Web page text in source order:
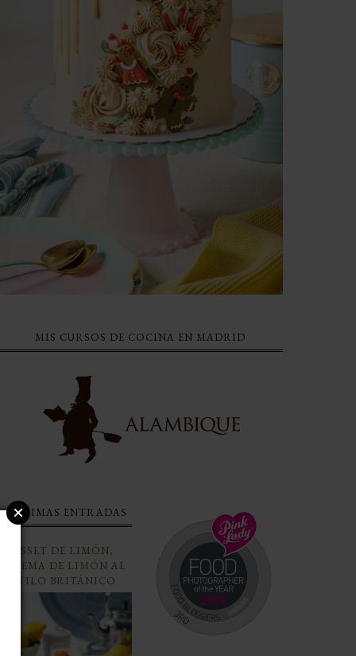
MIS CURSOS DE COCINA EN MADRID
ÚLTIMAS ENTRADAS
POSSET DE LIMÓN,
CREMA DE LIMÓN AL
ESTILO BRITÁNICO